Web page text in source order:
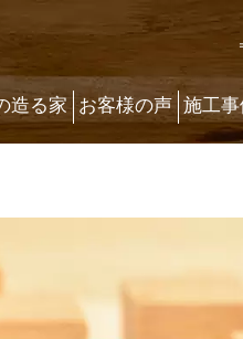
造る家 お客様の声 施工事